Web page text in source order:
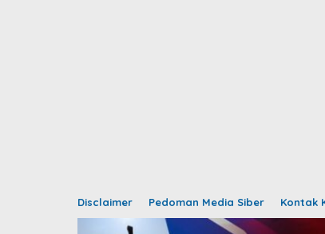
Disclaimer Pedoman Media Siber Kontak